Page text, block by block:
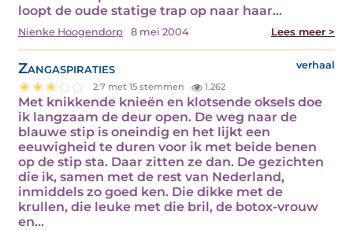
loopt de oude statige trap op naar haar…
Nienke Hoogendorp 8 mei 2004 Lees meer >
Zangaspiraties verhaal
2.7 met 15 stemmen 1.262
Met knikkende knieën en klotsende oksels doe
ik langzaam de deur open. De weg naar de
blauwe stip is oneindig en het lijkt een
eeuwigheid te duren voor ik met beide benen
op de stip sta. Daar zitten ze dan. De gezichten
die ik, samen met de rest van Nederland,
inmiddels zo goed ken. Die dikke met de
krullen, die leuke met die bril, de botox-vrouw
en…